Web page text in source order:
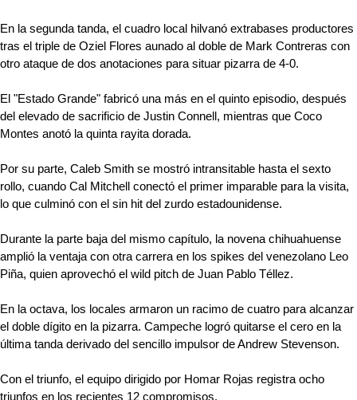
En la segunda tanda, el cuadro local hilvanó extrabases productores
tras el triple de Oziel Flores aunado al doble de Mark Contreras con
otro ataque de dos anotaciones para situar pizarra de 4-0.
El "Estado Grande" fabricó una más en el quinto episodio, después
del elevado de sacrificio de Justin Connell, mientras que Coco
Montes anotó la quinta rayita dorada.
Por su parte, Caleb Smith se mostró intransitable hasta el sexto
rollo, cuando Cal Mitchell conectó el primer imparable para la visita,
lo que culminó con el sin hit del zurdo estadounidense.
Durante la parte baja del mismo capítulo, la novena chihuahuense
amplió la ventaja con otra carrera en los spikes del venezolano Leo
Piña, quien aprovechó el wild pitch de Juan Pablo Téllez.
En la octava, los locales armaron un racimo de cuatro para alcanzar
el doble dígito en la pizarra. Campeche logró quitarse el cero en la
última tanda derivado del sencillo impulsor de Andrew Stevenson.
Con el triunfo, el equipo dirigido por Homar Rojas registra ocho
triunfos en los recientes 12 compromisos.